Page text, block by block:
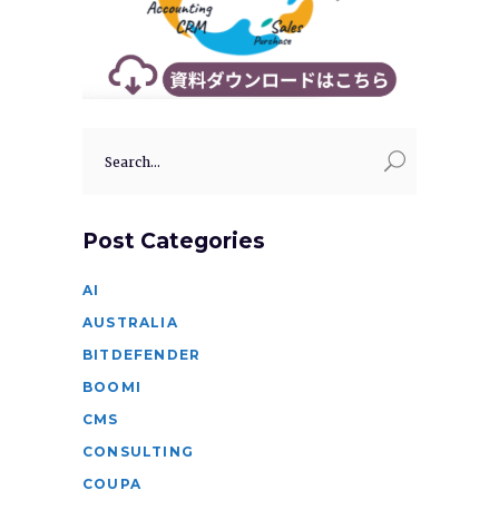
for:
Post Categories
AI
AUSTRALIA
BITDEFENDER
BOOMI
CMS
CONSULTING
COUPA